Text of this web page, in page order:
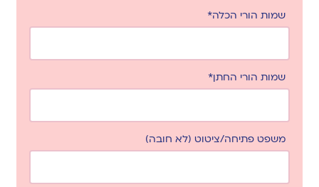
שמות הורי הכלה*
שמות הורי החתן*
משפט פתיחה/ציטוט (לא חובה)